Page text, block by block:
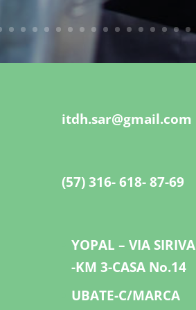
itdh.sar@gmail.com
(57) 316- 618- 87-69
YOPAL – VIA
-KM 3-CASA No.14
UBATE-C/MARCA